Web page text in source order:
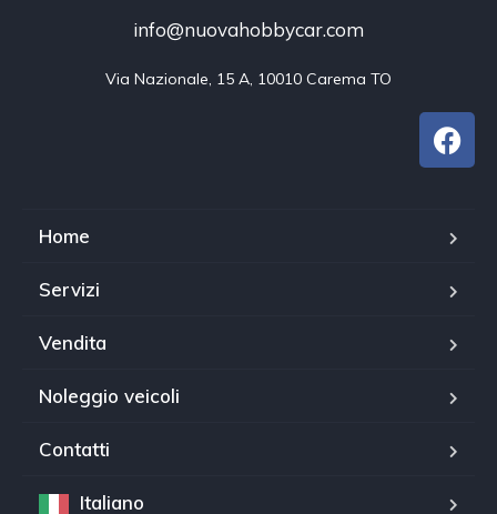
info@nuovahobbycar.com
Via Nazionale, 15 A, 10010 Carema TO
Home
Servizi
Vendita
Noleggio veicoli
Contatti
Italiano